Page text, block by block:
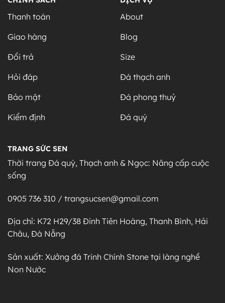
Thanh toán
Giao hàng
Đổi trả
Hỏi đáp
Bảo mật
Kiểm định
About
Blog
Size
Đá thạch anh
Đá phong thuỷ
Đá quý
TRANG SỨC SEN
Thời trang Đá quý, Thạch anh & Ngọc: Nâng cấp cuộc
sống
0905 736 310 / trangsucsen@gmail.com
Địa chỉ: K72 H29/38 Đinh Tiên Hoàng, Thanh Bình, Hải
Châu, Đà Nẵng
Sản xuất: Xưởng đá Trinh Chính Stone tại làng nghề
Non Nước